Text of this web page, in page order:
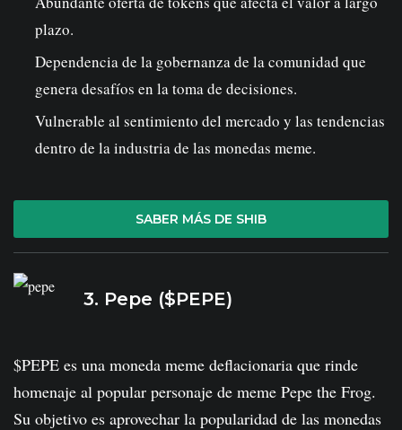
plazo.
Dependencia de la gobernanza de la comunidad que
genera desafíos en la toma de decisiones.
Vulnerable al sentimiento del mercado y las tendencias
dentro de la industria de las monedas meme.
SABER MÁS DE SHIB
3. Pepe ($PEPE)
$PEPE es una moneda meme deflacionaria que rinde
homenaje al popular personaje de meme Pepe the Frog.
Su objetivo es aprovechar la popularidad de las monedas